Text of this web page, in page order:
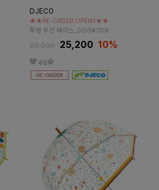
DJECO
★★RE-ORDER OPEN!!★★
투명 우산 페이스_DD04709
28,000 25,200 10%
46